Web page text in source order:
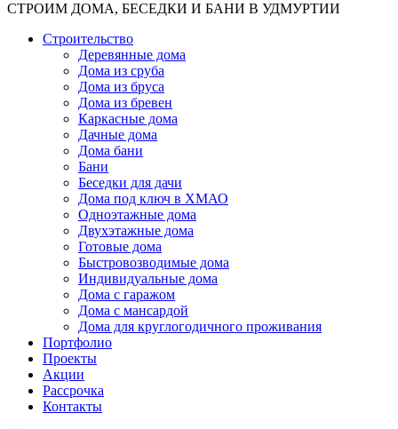
СТРОИМ ДОМА, БЕСЕДКИ И БАНИ В УДМУРТИИ
Строительство
Деревянные дома
Дома из сруба
Дома из бруса
Дома из бревен
Каркасные дома
Дачные дома
Дома бани
Бани
Беседки для дачи
Дома под ключ в ХМАО
Одноэтажные дома
Двухэтажные дома
Готовые дома
Быстровозводимые дома
Индивидуальные дома
Дома с гаражом
Дома с мансардой
Дома для круглогодичного проживания
Портфолио
Проекты
Акции
Рассрочка
Контакты